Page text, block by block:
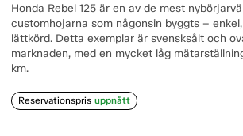
Honda Rebel 125 är en av de mest
customhojarna som någonsin byggts –
lättkörd. Detta exemplar är svensksålt och
marknaden, med en mycket låg
km.
Reservationspris uppnått